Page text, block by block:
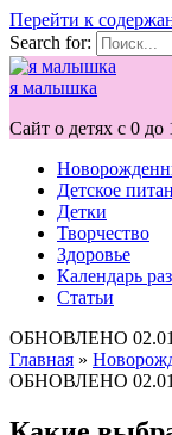
Перейти к
Search for:
я малышка
Сайт о детях с 0 до
Детское
Детки
Творчество
Здоровье
Календарь
Статьи
ОБНОВЛЕНО
Главная »
ОБНОВЛЕНО